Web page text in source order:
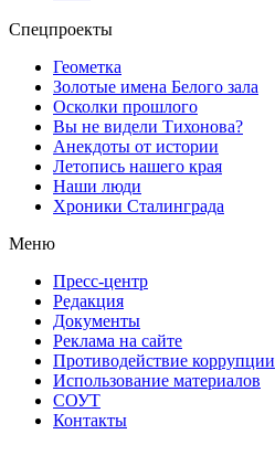
Спецпроекты
Геометка
Золотые имена Белого зала
Осколки прошлого
Вы не видели Тихонова?
Анекдоты от истории
Летопись нашего края
Наши люди
Хроники Сталинграда
Меню
Пресс-центр
Редакция
Документы
Реклама на сайте
Противодействие коррупции
Использование материалов
СОУТ
Контакты